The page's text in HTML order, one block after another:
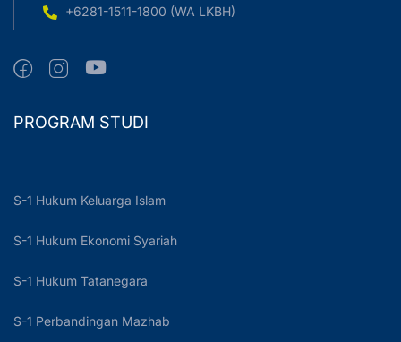
+6281-1511-1800 (WA LKBH)
PROGRAM STUDI
S-1 Hukum Keluarga Islam
S-1 Hukum Ekonomi Syariah
S-1 Hukum Tatanegara
S-1 Perbandingan Mazhab